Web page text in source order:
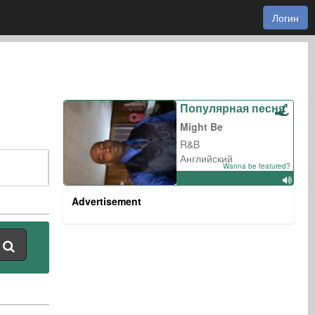
Логин
Популярная песня
Might Be
R&B
Английский
Wanna be featured?
Advertisement